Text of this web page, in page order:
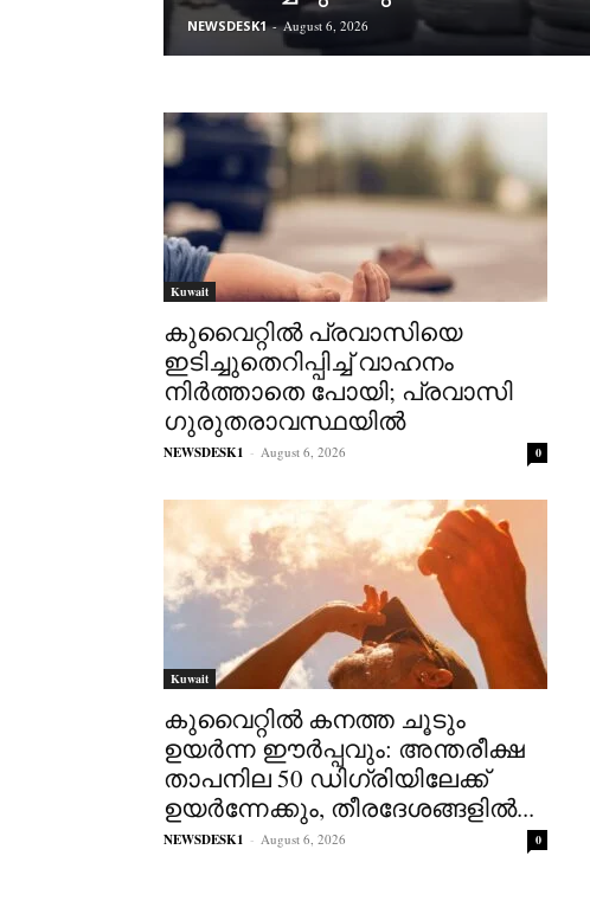
NEWSDESK1 - August 6, 2026
Kuwait
കുവൈറ്റിൽ പ്രവാസിയെ
ഇടിച്ചുതെറിപ്പിച്ച് വാഹനം
നിർത്താതെ പോയി; പ്രവാസി
ഗുരുതരാവസ്ഥയിൽ
NEWSDESK1 - August 6, 2026 0
Kuwait
കുവൈറ്റിൽ കനത്ത ചൂടും
ഉയർന്ന ഈർപ്പവും: അന്തരീക്ഷ
താപനില 50 ഡിഗ്രിയിലേക്ക്
ഉയർന്നേക്കും, തീരദേശങ്ങളിൽ...
NEWSDESK1 - August 6, 2026 0